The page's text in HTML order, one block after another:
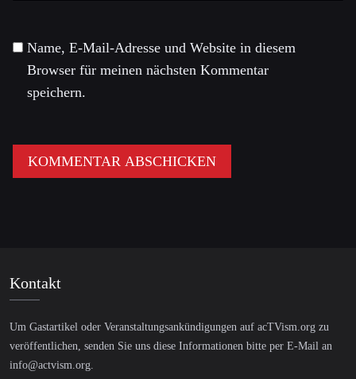
Name, E-Mail-Adresse und Website in diesem
Browser für meinen nächsten Kommentar
speichern.
Kontakt
Um Gastartikel oder Veranstaltungsankündigungen auf acTVism.org zu
veröffentlichen, senden Sie uns diese Informationen bitte per E-Mail an
info@actvism.org.